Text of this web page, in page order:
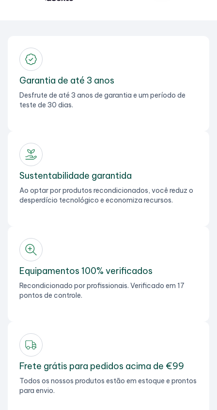
Garantia de até 3 anos
Desfrute de até 3 anos de garantia e um período de
teste de 30 dias.
Sustentabilidade garantida
Ao optar por produtos recondicionados, você reduz o
desperdício tecnológico e economiza recursos.
Equipamentos 100% verificados
Recondicionado por profissionais. Verificado em 17
pontos de controle.
Frete grátis para pedidos acima de €99
Todos os nossos produtos estão em estoque e prontos
para envio.